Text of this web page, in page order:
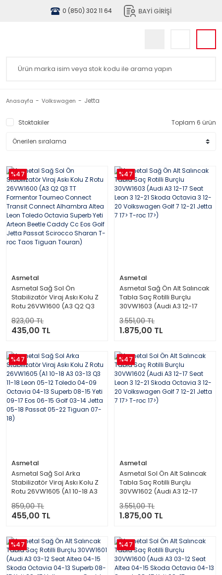
0 (850) 302 11 64 BAYİ GİRİŞİ
Anasayfa Volkswagen Jetta
Stoktakiler Toplam 6 ürün
%47
Asmetal
Asmetal Sağ Sol Ön
Stabilizatör Viraj Askı Kolu Z
Rotu 26VW1600 (A3 Q2 Q3
Connect Transit Connect
Alhambra Altea Leon
Arteon Beetle Caddy Cc Eos
Golf Jetta Passat Scirocco
Sharan T-roc Taos Tiguan
Touran)
823,00 TL
435,00 TL
%47
Asmetal
Asmetal Sağ Ön Alt Salıncak
Tabla Saç Rotilli Burçlu
30VW1603 (Audi A3 12-17
Octavia 3 12-20 Volkswagen
Golf 7 12-21 Jetta 7 17> T-roc
3.551,00 TL
1.875,00 TL
%47
Asmetal
Asmetal Sağ Sol Arka
Stabilizatör Viraj Askı Kolu Z
Rotu 26VW1605 (A1 10-18 A3
Toledo 04-09 Octavia 04-13
Superb 08-15 Yeti 09-17 Eos
Passat 05-22 Tiguan 07-18)
859,00 TL
455,00 TL
%47
Asmetal
Asmetal Sol Ön Alt Salıncak
Tabla Saç Rotilli Burçlu
30VW1602 (Audi A3 12-17
Octavia 3 12-20 Volkswagen
Golf 7 12-21 Jetta 7 17> T-roc
3.551,00 TL
1.875,00 TL
%47 %47